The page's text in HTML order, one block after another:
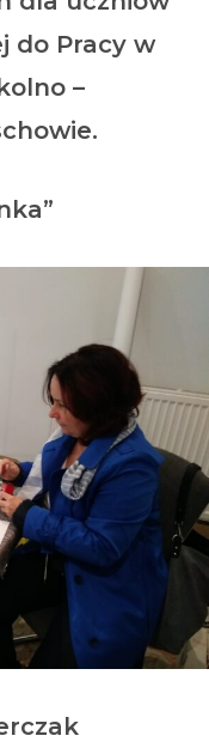
do Pracy w
–